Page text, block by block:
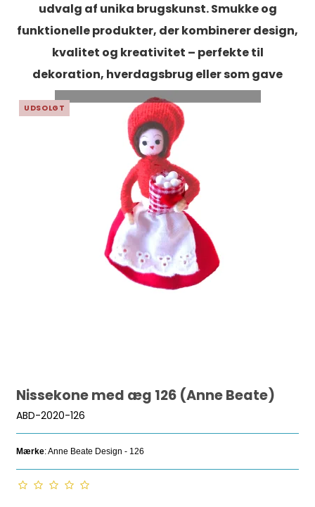
udvalg af unika brugskunst. Smukke og
funktionelle produkter, der kombinerer design,
kvalitet og kreativitet – perfekte til
dekoration, hverdagsbrug eller som gave
UDSOLGT
Nissekone med æg 126 (Anne Beate)
ABD-2020-126
Mærke: Anne Beate Design - 126